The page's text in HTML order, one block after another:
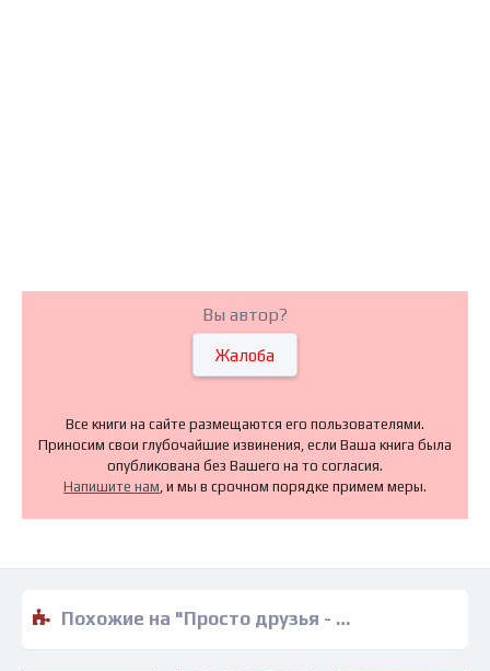
Вы автор?
Жалоба
Все книги на сайте размещаются его пользователями.
Приносим свои глубочайшие извинения, если Ваша книга была
опубликована без Вашего на то согласия.
Напишите нам , и мы в срочном порядке примем меры.
Похожие на "Просто друзья - Робин Сисман" книги читать бесплатно полные версии